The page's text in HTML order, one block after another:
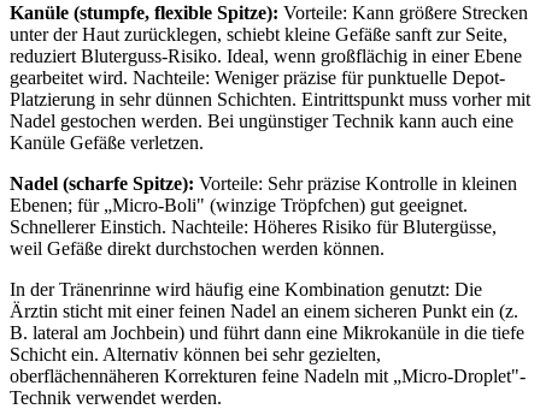
Kanüle (stumpfe, flexible Spitze): Vorteile: Kann größere Strecken
unter der Haut zurücklegen, schiebt kleine Gefäße sanft zur Seite,
reduziert Bluterguss-Risiko. Ideal, wenn großflächig in einer Ebene
gearbeitet wird. Nachteile: Weniger präzise für punktuelle Depot-
Platzierung in sehr dünnen Schichten. Eintrittspunkt muss vorher mit
Nadel gestochen werden. Bei ungünstiger Technik kann auch eine
Kanüle Gefäße verletzen.
Nadel (scharfe Spitze): Vorteile: Sehr präzise Kontrolle in kleinen
Ebenen; für „Micro-Boli" (winzige Tröpfchen) gut geeignet.
Schnellerer Einstich. Nachteile: Höheres Risiko für Blutergüsse,
weil Gefäße direkt durchstochen werden können.
In der Tränenrinne wird häufig eine Kombination genutzt: Die
Ärztin sticht mit einer feinen Nadel an einem sicheren Punkt ein (z.
B. lateral am Jochbein) und führt dann eine Mikrokanüle in die tiefe
Schicht ein. Alternativ können bei sehr gezielten,
oberflächennäheren Korrekturen feine Nadeln mit „Micro-Droplet"-
Technik verwendet werden.